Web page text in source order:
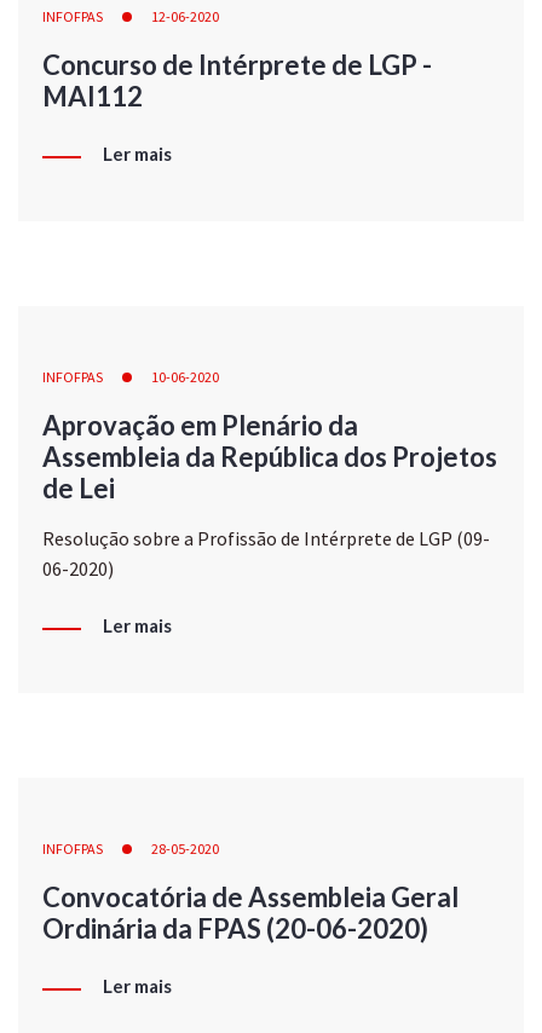
INFOFPAS 12-06-2020
Concurso de Intérprete de LGP -
MAI112
Ler mais
INFOFPAS 10-06-2020
Aprovação em Plenário da
Assembleia da República dos Projetos
de Lei
Resolução sobre a Profissão de Intérprete de LGP (09-
06-2020)
Ler mais
INFOFPAS 28-05-2020
Convocatória de Assembleia Geral
Ordinária da FPAS (20-06-2020)
Ler mais